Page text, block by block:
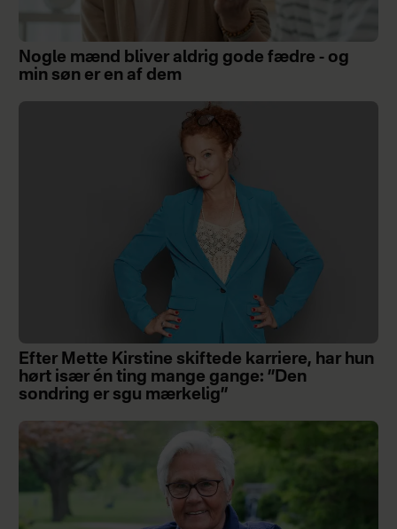
Nogle mænd bliver aldrig gode fædre - og
min søn er en af dem
Efter Mette Kirstine skiftede karriere, har hun
hørt især én ting mange gange: ”Den
sondring er sgu mærkelig”